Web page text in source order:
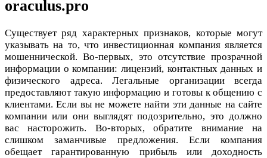
oraculus.pro
Существует ряд характерных признаков, которые могут
указывать на то, что инвестиционная компания является
мошеннической. Во-первых, это отсутствие прозрачной
информации о компании: лицензий, контактных данных и
физического адреса. Легальные организации всегда
предоставляют такую информацию и готовы к общению с
клиентами. Если вы не можете найти эти данные на сайте
компании или они выглядят подозрительно, это должно
вас насторожить. Во-вторых, обратите внимание на
слишком заманчивые предложения. Если компания
обещает гарантированную прибыль или доходность